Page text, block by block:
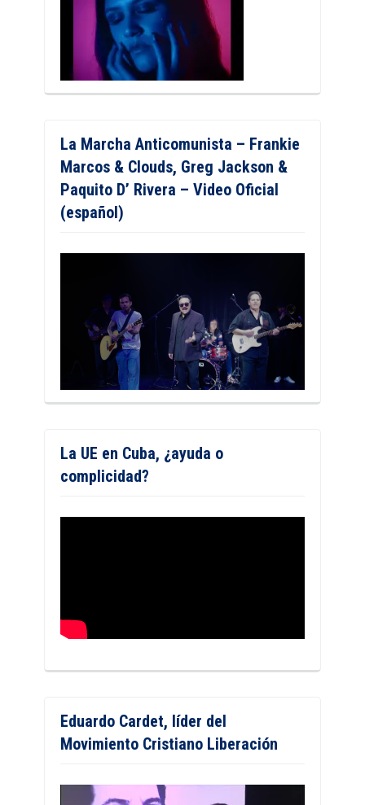
La Marcha Anticomunista – Frankie
Marcos & Clouds, Greg Jackson &
Paquito D’ Rivera – Video Oficial
(español)
La UE en Cuba, ¿ayuda o
complicidad?
Eduardo Cardet, líder del
Movimiento Cristiano Liberación